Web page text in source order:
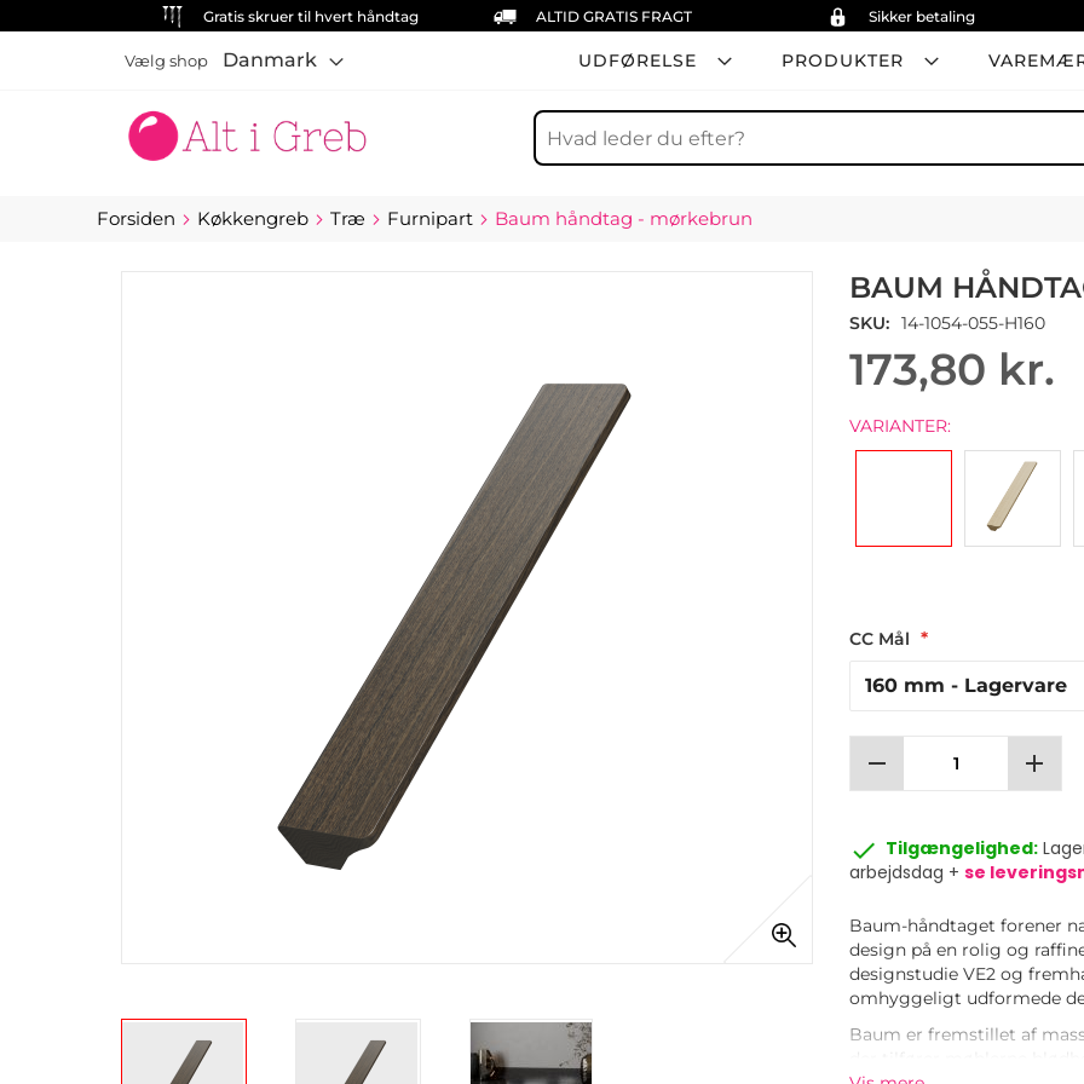
Gratis skruer til hvert håndtag ALTID GRATIS FRAGT Sikker betaling
UDFØRELSE PRODUKTER
Vælg shop Danmark
Søg
Forsiden Køkkengreb Træ Furnipart Baum håndtag - mørkebrun
BAUM
SKU 14-1054-055-H160
173,80 kr.
VARIANTER:
CC Mål
remove add
done Tilgængelighed:
arbejdsdag + se
Baum-håndtaget forener
design på en rolig og
designstudie VE2 og
omhyggeligt udformede
Baum er fremstillet af